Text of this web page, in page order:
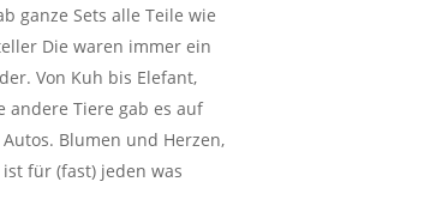
ganze Sets alle Teile wie
Die waren immer ein
Von Kuh bis Elefant,
andere Tiere gab es auf
Blumen und Herzen,
für (fast) jeden was